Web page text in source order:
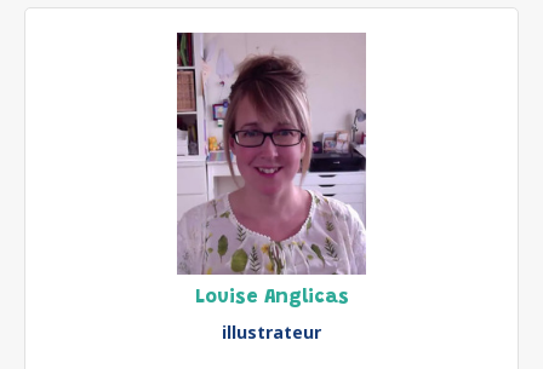
Louise Anglicas
illustrateur